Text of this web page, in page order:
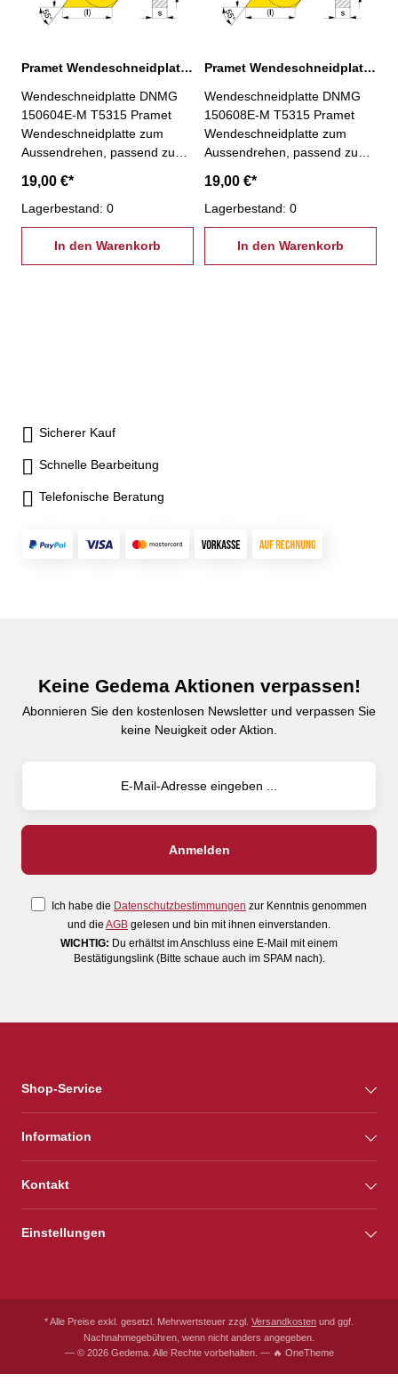
Pramet Wendeschneidplatte DNMG 150604E-M T5315
Wendeschneidplatte DNMG
150604E-M T5315 Pramet
Wendeschneidplatte zum
Aussendrehen, passend zu
PDJNR/L und PDJNL/L
19,00 €*
Lagerbestand: 0
In den Warenkorb
Pramet Wendeschneidplatte DNMG 150608E-M T5315
Wendeschneidplatte DNMG
150608E-M T5315 Pramet
Wendeschneidplatte zum
Aussendrehen, passend zu
PDJNR/L und PDJNL/L
19,00 €*
Lagerbestand: 0
In den Warenkorb
Sicherer Kauf
Schnelle Bearbeitung
Telefonische Beratung
Keine Gedema Aktionen verpassen!
Abonnieren Sie den kostenlosen Newsletter und verpassen Sie
keine Neuigkeit oder Aktion.
Ich habe die Datenschutzbestimmungen zur Kenntnis genommen
und die AGB gelesen und bin mit ihnen einverstanden.
WICHTIG: Du erhältst im Anschluss eine E-Mail mit einem
Bestätigungslink (Bitte schaue auch im SPAM nach).
Shop-Service
Information
Kontakt
Einstellungen
* Alle Preise exkl. gesetzl. Mehrwertsteuer zzgl. Versandkosten und ggf.
Nachnahmegebühren, wenn nicht anders angegeben.
— © 2026 Gedema. Alle Rechte vorbehalten. — 🔥 OneTheme